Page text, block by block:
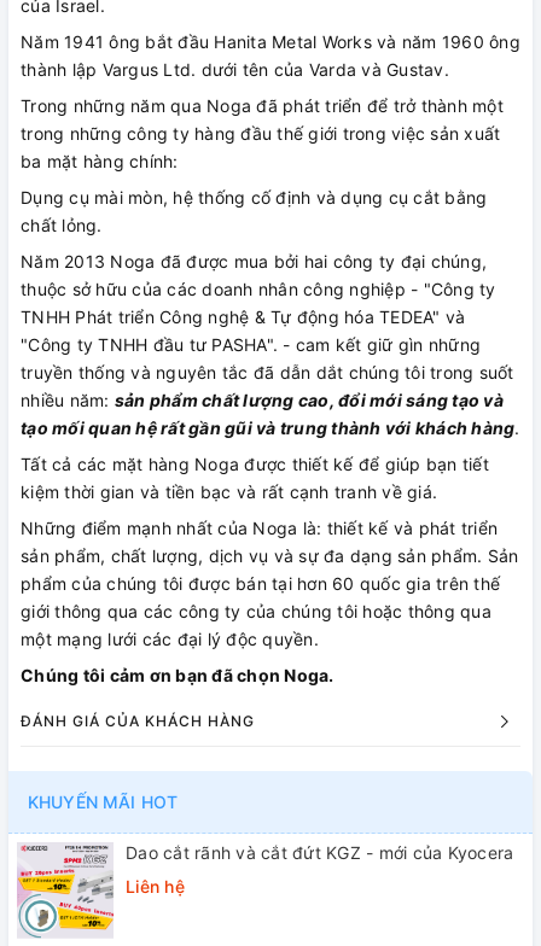
của Israel.
Năm 1941 ông bắt đầu Hanita Metal Works và năm 1960 ông
thành lập Vargus Ltd. dưới tên của Varda và Gustav.
Trong những năm qua Noga đã phát triển để trở thành một
trong những công ty hàng đầu thế giới trong việc sản xuất
ba mặt hàng chính:
Dụng cụ mài mòn, hệ thống cố định và dụng cụ cắt bằng
chất lỏng.
Năm 2013 Noga đã được mua bởi hai công ty đại chúng,
thuộc sở hữu của các doanh nhân công nghiệp - "Công ty
TNHH Phát triển Công nghệ & Tự động hóa TEDEA" và
"Công ty TNHH đầu tư PASHA". - cam kết giữ gìn những
truyền thống và nguyên tắc đã dẫn dắt chúng tôi trong suốt
nhiều năm: sản phẩm chất lượng cao, đổi mới sáng tạo và
tạo mối quan hệ rất gần gũi và trung thành với khách hàng.
Tất cả các mặt hàng Noga được thiết kế để giúp bạn tiết
kiệm thời gian và tiền bạc và rất cạnh tranh về giá.
Những điểm mạnh nhất của Noga là: thiết kế và phát triển
sản phẩm, chất lượng, dịch vụ và sự đa dạng sản phẩm. Sản
phẩm của chúng tôi được bán tại hơn 60 quốc gia trên thế
giới thông qua các công ty của chúng tôi hoặc thông qua
một mạng lưới các đại lý độc quyền.
Chúng tôi cảm ơn bạn đã chọn Noga.
ĐÁNH GIÁ CỦA KHÁCH HÀNG
KHUYẾN MÃI HOT
Dao cắt rãnh và cắt đứt KGZ - mới của Kyocera
Liên hệ